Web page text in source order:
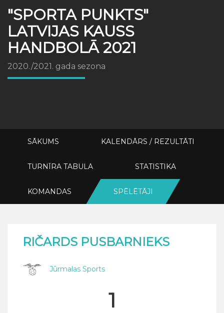
"SPORTA PUNKTS"
LATVIJAS KAUSS
HANDBOLĀ 2021
2020./2021. gada sezona
SĀKUMS KALENDĀRS / REZULTĀTI
TURNĪRA TABULA STATISTIKA
KOMANDAS SPĒLĒTĀJI
RIČARDS PUSBARNIEKS
Jūrmalas Sports
1